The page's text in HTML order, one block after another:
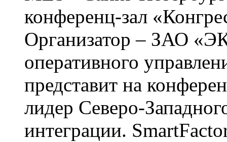
конференц-зал
Организатор – ЗАО
оперативного
представит на
лидер Северо-
интеграции.